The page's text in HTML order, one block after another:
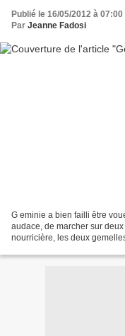
Publié le 16/05/2012 à 07:00
Par Jeanne Fadosi
G eminie a bien failli être
audace, de marcher sur
nourricière, les deux